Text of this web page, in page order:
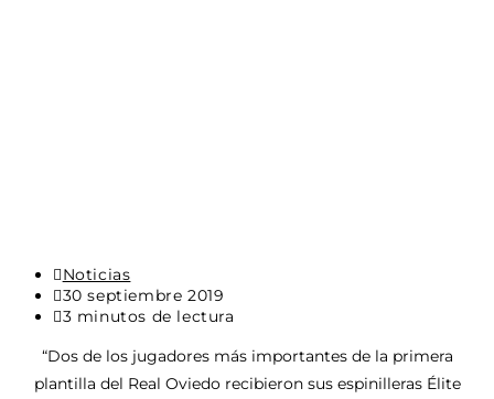
Categoría
de
la
Noticias
Última
modificación
la
entrada:
30 septiembre 2019
Tiempo
lectura:
3 minutos de lectura
“Dos de los jugadores más importantes de la primera
plantilla del Real Oviedo recibieron sus espinilleras Élite